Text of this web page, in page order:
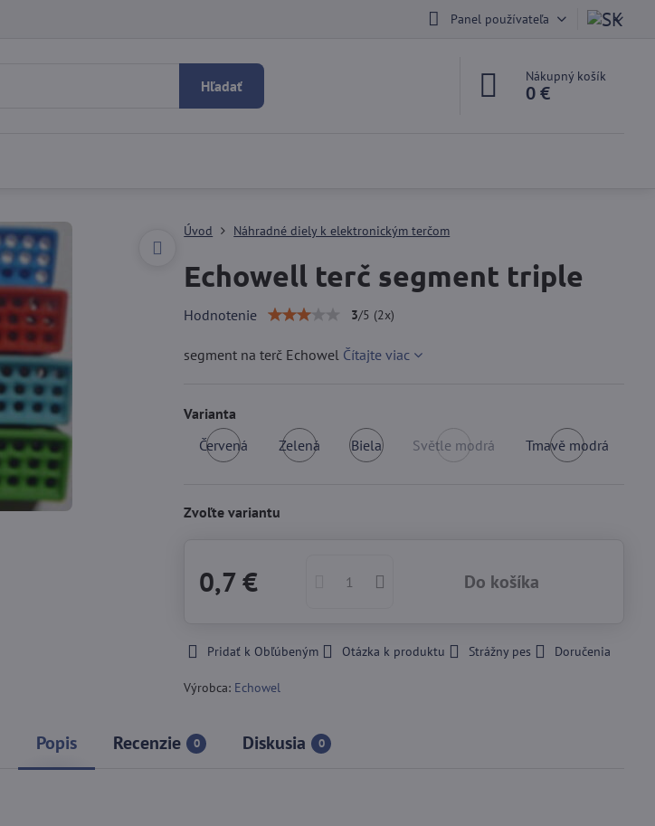
Panel používateľa
Hľadať
Nákupný košík
0 €
Úvod Náhradné diely k elektronickým terčom
Echowell terč segment triple
Hodnotenie 3/5 (2x)
segment na terč Echowel Čítajte viac
Varianta
Červená
Zelená
Biela
Světle modrá
Tmavě modrá
Zvoľte variantu
0,7 € Do košíka
Pridať k Obľúbeným Otázka k produktu Strážny pes Doručenia
Výrobca: Echowel
Popis Recenzie 0 Diskusia 0